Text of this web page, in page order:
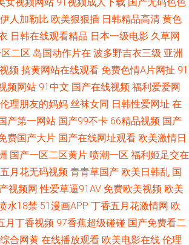
人加勒比 欧美狠狠插 日韩精品高清 黄色
日韩在线观看精品 日本一级电影 久草网
二区 岛国动作片在 波多野吉衣三级 亚洲
频 搞黄网站在线观看 免费色情A片网扯 91
频网站 91中文 国产在线视频 福利爱爱网
伦理朋友的妈妈 丝袜女同 日韩性爱网址 在
产第一网站 国产99不卡 66精品视频 国产
费国产大片 国产在线网址观看 欧美激情日
国产一区二区黄片 喷潮一区 福利姬足交在
五月花无码视频 青青草国产 欧美日韩乱 国
视频网 性爱草逼91AV 免费欧美视频 欧美
水18禁 51漫画APP 丁香五月花激情网 欧
月丁香视频 97香蕉超级碰碰 国产免费看二
综合网黄 在线播放观看 欧美电影在线 伦理